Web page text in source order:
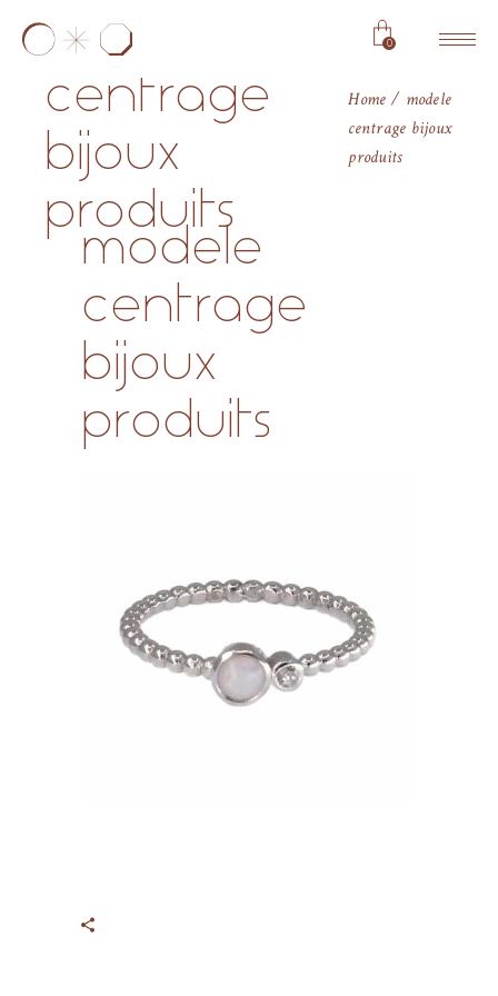
0
modele
centrage
bijoux
produits
Home
modele
centrage bijoux
produits
modele
centrage
bijoux
produits